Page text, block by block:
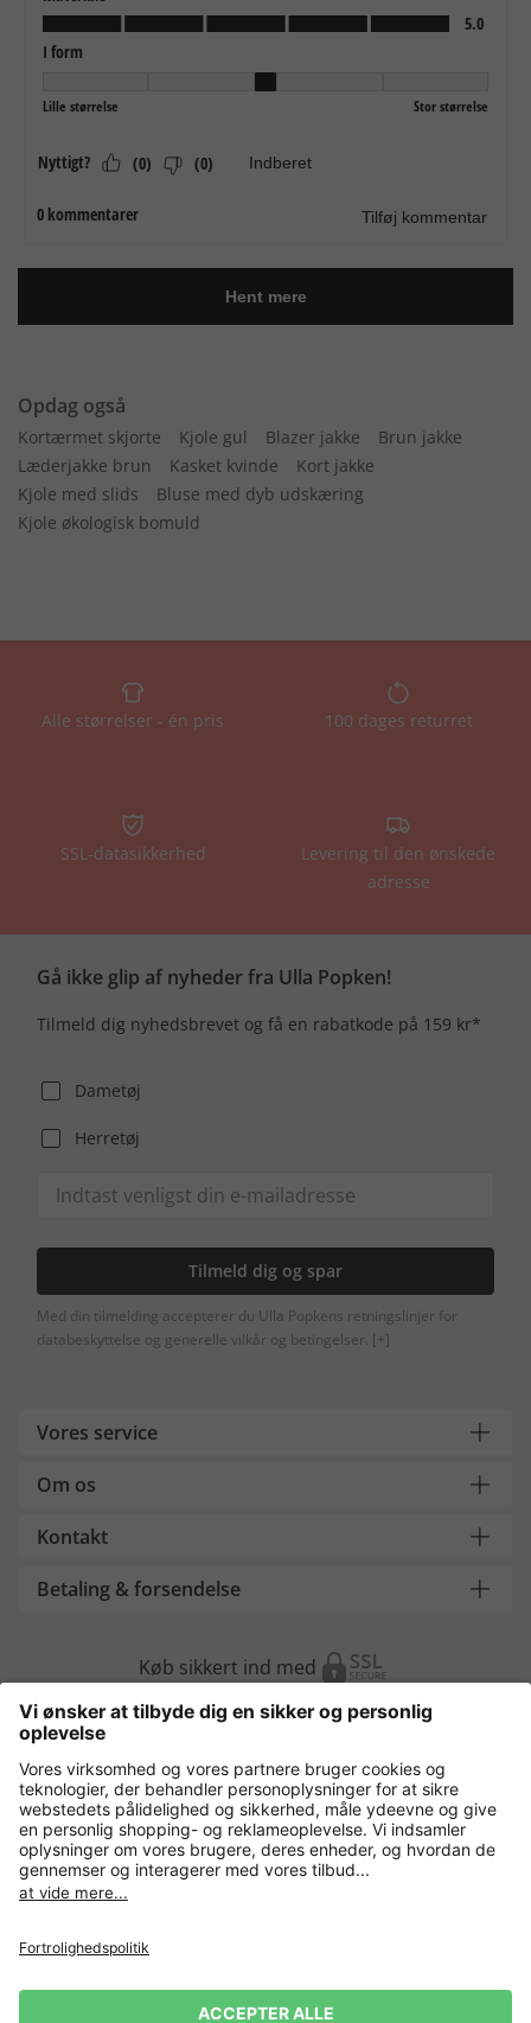
Opdag også
Kortærmet skjorte Kjole gul Blazer jakke
Brun jakke
Læderjakke brun
Kasket kvinde
Kort jakke
Kjole med slids
Bluse med dyb udskæring
Kjole økologisk bomuld
Alle størrelser - én pris 100 dages returret
SSL-datasikkerhed
Levering til den ønskede
adresse
Gå ikke glip af nyheder fra Ulla Popken!
Tilmeld dig nyhedsbrevet og få en rabatkode på 159 kr*
Dametøj
Herretøj
Tilmeld dig og spar
Med din tilmelding accepterer du Ulla Popkens retningslinjer for
databeskyttelse og generelle vilkår og betingelser. [+]
Vores service
Om os
Kontakt
Betaling & forsendelse
Køb sikkert ind med
Flere webshops
Danmark
Gør brug af fortrydelsesret
Virksomhedsinformation